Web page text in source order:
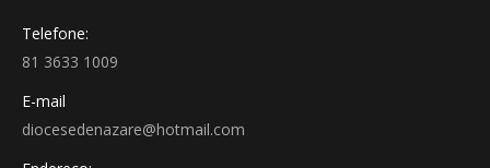
Telefone:
81 3633 1009
E-mail
diocesedenazare@hotmail.com